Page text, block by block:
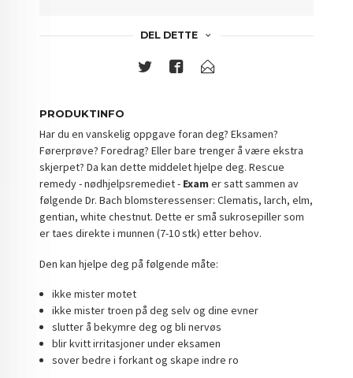
DEL DETTE
PRODUKTINFO
Har du en vanskelig oppgave foran deg? Eksamen?
Førerprøve? Foredrag? Eller bare trenger å være ekstra
skjerpet? Da kan dette middelet hjelpe deg. Rescue
remedy - nødhjelpsremediet - Exam er satt sammen av
følgende Dr. Bach blomsteressenser: Clematis, larch, elm,
gentian, white chestnut. Dette er små sukrosepiller som
er taes direkte i munnen (7-10 stk) etter behov.
Den kan hjelpe deg på følgende måte:
ikke mister motet
ikke mister troen på deg selv og dine evner
slutter å bekymre deg og bli nervøs
blir kvitt irritasjoner under eksamen
sover bedre i forkant og skape indre ro